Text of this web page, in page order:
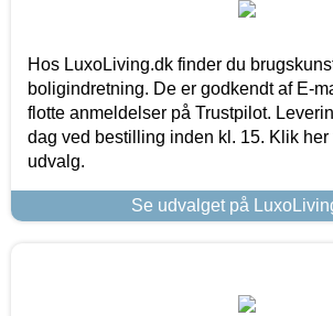
Hos LuxoLiving.dk finder du
boligindretning. De er godkendt af E-
flotte anmeldelser på Trustpilot.
dag ved bestilling inden kl. 15. Klik her
udvalg.
Se udvalget på